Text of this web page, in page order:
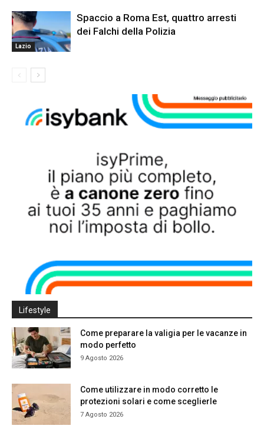
Lazio
Spaccio a Roma Est, quattro arresti
dei Falchi della Polizia
Lifestyle
Come preparare la valigia per le vacanze in
modo perfetto
9 Agosto 2026
Come utilizzare in modo corretto le
protezioni solari e come sceglierle
7 Agosto 2026